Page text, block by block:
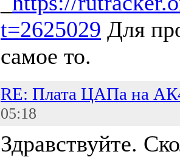
t=2625029 Для
самое то.
RE: Плата ЦАПа на
05:18
Здравствуйте.